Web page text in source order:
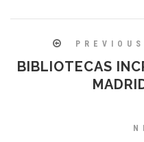
BIBLIOTECAS